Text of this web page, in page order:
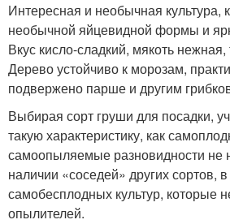
Интересная и необычная культура,
необычной яйцевидной формы и
Вкус кисло-сладкий, мякоть
Дерево устойчиво к морозам,
подвержено парше и другим
Выбирая сорт груши для посадки,
такую характеристику, как
самоопыляемые разновидности не
наличии «соседей» других сортов,
самобесплодных культур, которые
опылителей.